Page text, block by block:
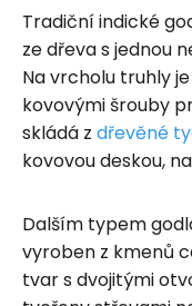
Tradiční indické
ze dřeva s jednou
Na vrcholu truhly
kovovými šrouby
skládá z dřevěné
kovovou deskou,
Dalším typem
vyroben z kmenů
tvar s dvojitými